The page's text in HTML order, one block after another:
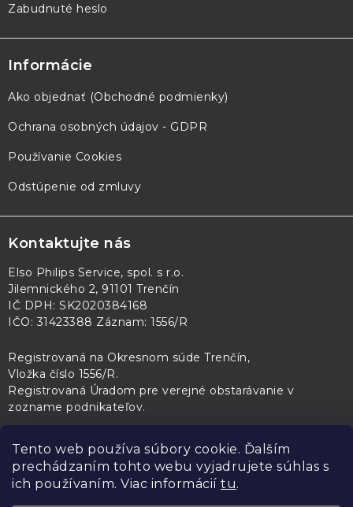
Tento web používa súbory cookie. Ďalším
prechádzaním tohto webu vyjadrujete súhlas s
ich používaním. Viac informácií tu.
Zabudnuté heslo
Informácie
Ako objednať (Obchodné podmienky)
Ochrana osobných údajov - GDPR
Používanie Cookies
Odstúpenie od zmluvy
Kontaktujte nás
Elso Philips Service, spol. s r.o.
Jilemnického 2, 91101 Trenčín
IČ DPH: SK2020384168
IČO: 31423388 Záznam: 1556/R
Registrovaná na Okresnom súde Trenčín,
Vložka číslo 1556/R.
Registrovaná Úradom pre verejné obstarávanie v
zozname podnikateľov.
PL Servis Kontroltech Technický skúšobný ústav Piešťany